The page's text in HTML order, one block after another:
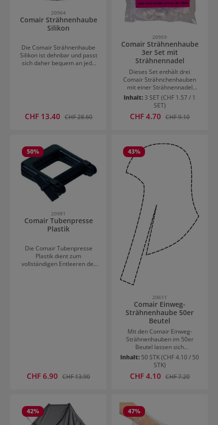
20964
Comair Strähnenhaube
Silikon
Die Comair Strähnenhaube
Silikon ist dehnbar und passt
sich daher bequem an jede
für alle Strähnenstärken
Verkaufspreis:
CHF 13.40 Regulärer Preis:
CHF 28.60
20959
Comair Strähnenhaube
3er Set mit
Strähnennadel
Dieses Set enthält drei
Comair Strähnchenhauben
mit einer Strähnennadel
1,25mm. Nach dem
Aufsetzen der Haube werden
die Haarsträhnen mit der
Strähnennadel durch die
Inhalt: 3 SET(CHF 1.57 / 1
SET)
Verkaufspreis:
CHF 4.70 Regulärer Preis:
CHF 9.10
50%
20981
Comair Tubenpresse
Plastik
Die Comair Tubenpresse
Plastik dient zum
vollständigen Entleeren der
Verkaufspreis:
CHF 6.90 Regulärer Preis:
CHF 13.90
43%
20611
Comair Einweg-
Strähnenhaube 50er
Beutel
Mit den Comair Einweg-
Strähnenhauben im 50er
Beutel lassen sich
hygienische und effiziente
Strähnen- und
Färbebhandlungen
durchführen. Nach der
Inhalt: 50 STK(CHF 4.10 / 50
STK)
Verkaufspreis:
CHF 4.10 Regulärer Preis:
CHF 7.20
42% 47%